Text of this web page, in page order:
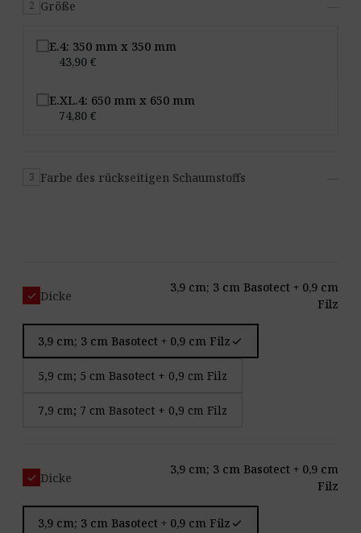
2 Größe
E.4: 350 mm x 350 mm
43,90 €
E.XL.4: 650 mm x 650 mm
74,80 €
3 Farbe des rückseitigen Schaumstoffs
check Dicke
3,9 cm; 3 cm Basotect + 0,9 cm
Filz
3,9 cm; 3 cm Basotect + 0,9 cm Filz check
5,9 cm; 5 cm Basotect + 0,9 cm Filz
7,9 cm; 7 cm Basotect + 0,9 cm Filz
check Dicke
3,9 cm; 3 cm Basotect + 0,9 cm
Filz
3,9 cm; 3 cm Basotect + 0,9 cm Filz check